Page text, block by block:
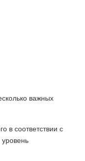
важных
в соответствии с